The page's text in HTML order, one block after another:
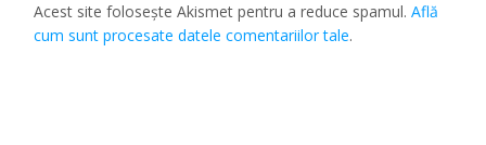
Acest site folosește Akismet pentru a reduce spamul.Află
cum sunt procesate datele comentariilor tale.